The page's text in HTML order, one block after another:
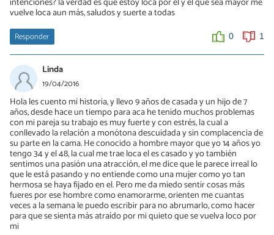
vuelve loca aun más, saludos y suerte a todas
Responder 0 1
Linda
19/04/2016
Hola les cuento mi historia, y llevo 9 años de casada y un hijo de 7
años, desde hace un tiempo para aca he tenido muchos problemas
con mi pareja su trabajo es muy fuerte y con estrés, la cual a
conllevado la relación a monótona descuidada y sin complacencia de
su parte en la cama. He conocido a hombre mayor que yo 14 años yo
tengo 34 y el 48, la cual me trae loca el es casado y yo también
sentimos una pasión una atracción, el me dice que le parece irreal lo
que le está pasando y no entiende como una mujer como yo tan
hermosa se haya fijado en el. Pero me da miedo sentir cosas más
fueres por ese hombre como enamorarme, orienten me cuantas
veces a la semana le puedo escribir para no abrumarlo, como hacer
para que se sienta más atraído por mi quieto que se vuelva loco por
mi